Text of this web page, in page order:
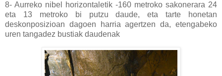
8- Aurreko nibel horizontaletik -160 metroko sakonerara 24
eta 13 metroko bi putzu daude, eta tarte honetan
deskonposizioan dagoen harria agertzen da, etengabeko
uren tangadez bustiak daudenak